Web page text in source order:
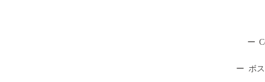
ー
ー ボ